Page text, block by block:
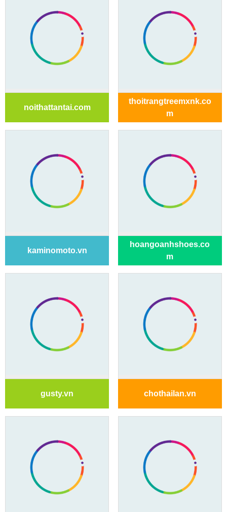
noithattantai.com
thoitrangtreemxnk.co
m
kaminomoto.vn
hoangoanhshoes.co
m
gusty.vn chothailan.vn